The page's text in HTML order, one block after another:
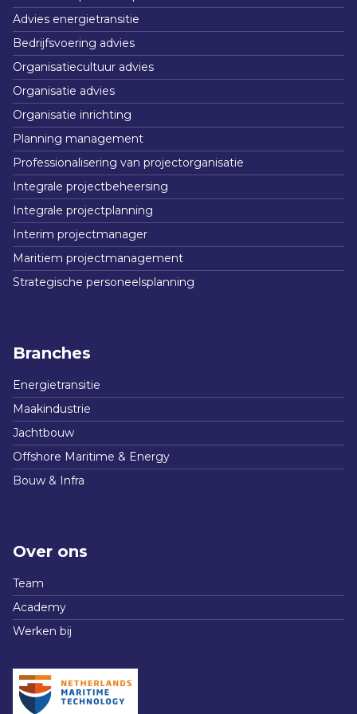
Advies energietransitie
Bedrijfsvoering advies
Organisatiecultuur advies
Organisatie advies
Organisatie inrichting
Planning management
Professionalisering van projectorganisatie
Integrale projectbeheersing
Integrale projectplanning
Interim projectmanager
Maritiem projectmanagement
Strategische personeelsplanning
Branches
Energietransitie
Maakindustrie
Jachtbouw
Offshore Maritime & Energy
Bouw & Infra
Over ons
Team
Academy
Werken bij